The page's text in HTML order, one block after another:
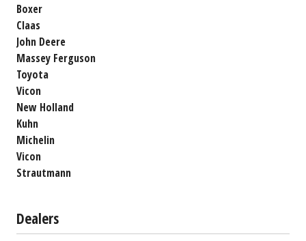
Boxer
Claas
John Deere
Massey Ferguson
Toyota
Vicon
New Holland
Kuhn
Michelin
Vicon
Strautmann
Dealers